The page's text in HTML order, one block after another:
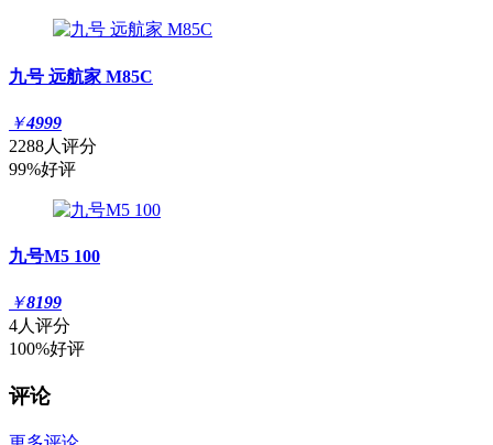
九号 远航家 M85C
￥4999
2288人评分
99%好评
九号M5 100
￥8199
4人评分
100%好评
评论